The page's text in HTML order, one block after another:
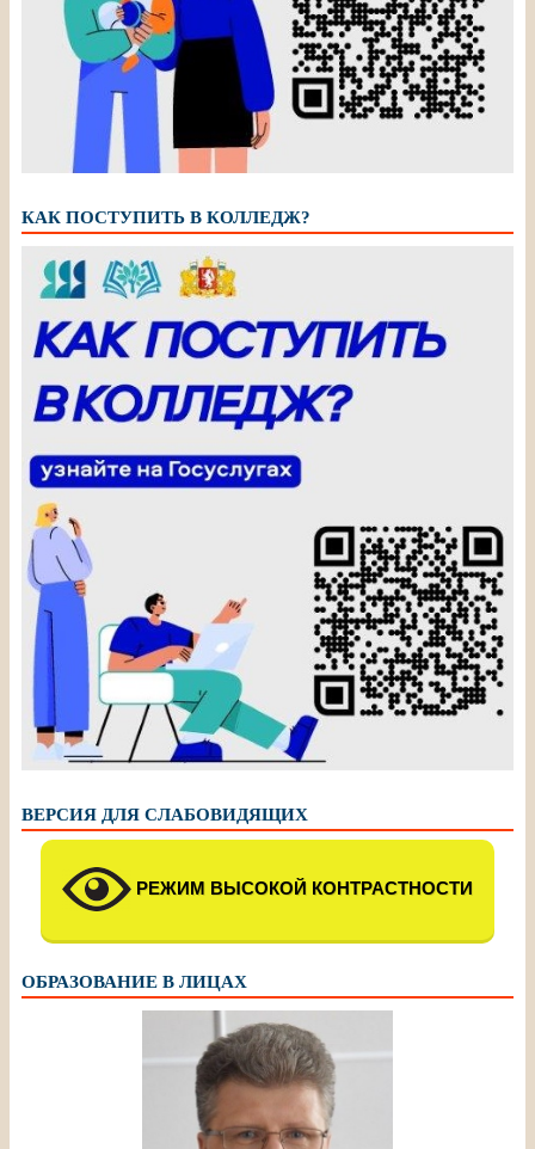
КАК ПОСТУПИТЬ В КОЛЛЕДЖ?
ВЕРСИЯ ДЛЯ СЛАБОВИДЯЩИХ
РЕЖИМ ВЫСОКОЙ КОНТРАСТНОСТИ
ОБРАЗОВАНИЕ В ЛИЦАХ